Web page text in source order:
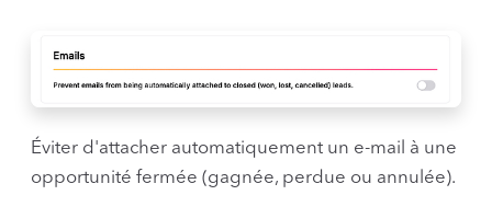
Éviter d'attacher automatiquement un e-mail à une
opportunité fermée (gagnée, perdue ou annulée).